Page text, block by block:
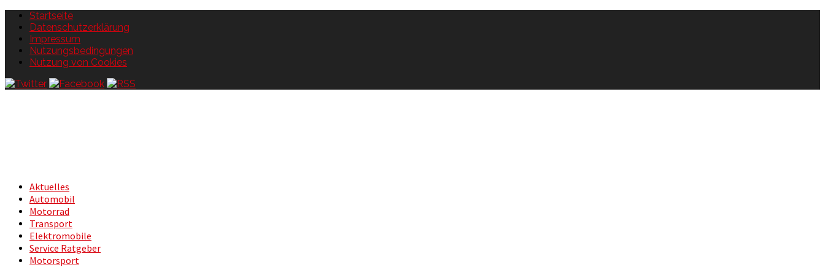
Startseite
Datenschutzerklärung
Impressum
Nutzungsbedingungen
Nutzung von Cookies
Aktuelles
Automobil
Motorrad
Transport
Elektromobile
Service Ratgeber
Motorsport